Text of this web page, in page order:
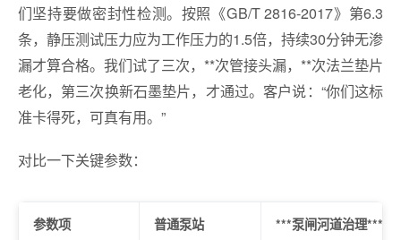
们坚持要做密封性检测。按照《GB/T 2816-2017》第6.3
条，静压测试压力应为工作压力的1.5倍，持续30分钟无渗
漏才算合格。我们试了三次，**次管接头漏，**次法兰垫片
老化，第三次换新石墨垫片，才通过。客户说：“你们这标
准卡得死，可真有用。”
对比一下关键参数：
参数项 普通泵站 ***泵闸河道治理***设